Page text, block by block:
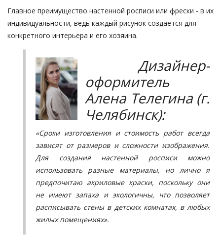
Главное преимущество настенной росписи или фрески - в их
индивидуальности, ведь каждый рисунок создается для
конкретного интерьера и его хозяина.
Дизайнер-
оформитель
Алена Телегина (г.
Челябинск):
«Сроки изготовления и стоимость работ всегда
зависят от размеров и сложности изображения.
Для создания настенной росписи можно
использовать разные материалы, но лично я
предпочитаю акриловые краски, поскольку они
не имеют запаха и экологичны, что позволяет
расписывать стены в детских комнатах, в любых
жилых помещениях».